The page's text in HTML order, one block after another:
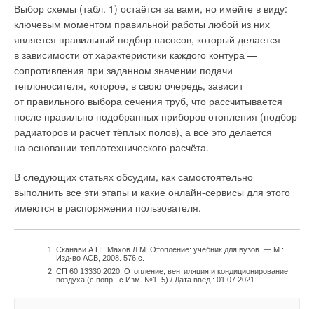
Выбор схемы (табл. 1) остаётся за вами, но имейте в виду:
ключевым моментом правильной работы любой из них
является правильный подбор насосов, который делается
в зависимости от характеристики каждого контура —
сопротивления при заданном значении подачи
теплоносителя, которое, в свою очередь, зависит
от правильного выбора сечения труб, что рассчитывается
после правильно подобранных приборов отопления (подбор
радиаторов и расчёт тёплых полов), а всё это делается
на основании теплотехнического расчёта.
В следующих статьях обсудим, как самостоятельно
выполнить все эти этапы и какие онлайн-сервисы для этого
имеются в распоряжении пользователя.
Сканави А.Н., Махов Л.М. Отопление: учебник для вузов. — М.:
Изд-во АСВ, 2008. 576 с.
СП 60.13330.2020. Отопление, вентиляция и кондиционирование
воздуха (с попр., с Изм. №1–5) / Дата введ.: 01.07.2021.